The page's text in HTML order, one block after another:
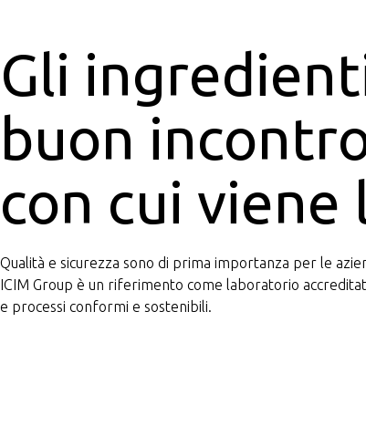
Gli
buon
con cui
Qualità e sicurezza sono di prima importanza per le
ICIM Group è un riferimento come laboratorio
e processi conformi e sostenibili.